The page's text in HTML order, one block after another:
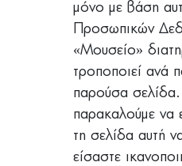
μόνο με βάση
Προσωπικών
«Μουσείο»
τροποποιεί ανά
παρούσα
παρακαλούμε να
τη σελίδα αυτή
είσαστε